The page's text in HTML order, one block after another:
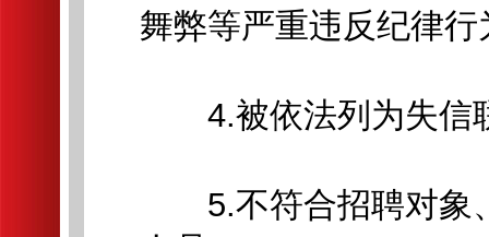
舞弊等严重违反纪律
4.被依法列为失信
5.不符合招聘对象